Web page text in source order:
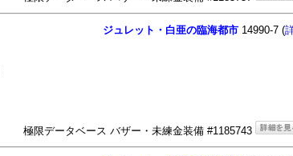
ジュレット・白亜の臨海都市 14990-7 (
極限データベース バザー・未練金装備 #1185743